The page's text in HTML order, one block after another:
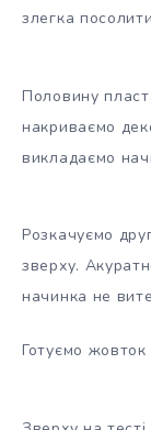
злегка
Половину
накриваємо
викладаємо
Розкачуємо
зверху.
начинка не
Готуємо